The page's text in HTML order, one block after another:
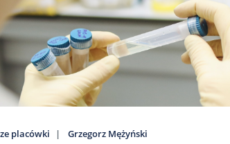
placówki Grzegorz Mężyński